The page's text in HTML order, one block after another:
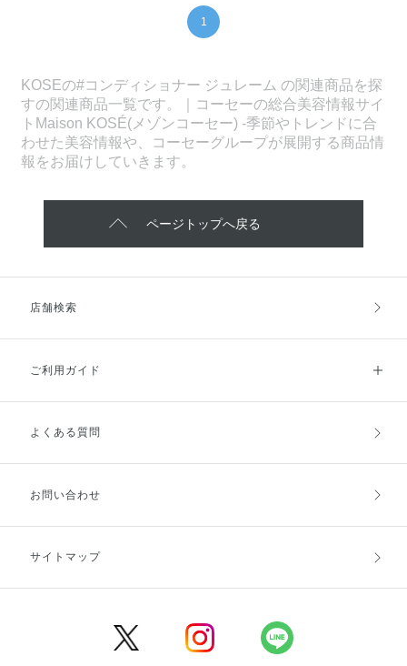
1
KOSEの#コンディショナー ジュレーム の関連商品を探
すの関連商品一覧です。｜コーセーの総合美容情報サイ
トMaison KOSÉ(メゾンコーセー) -季節やトレンドに合
わせた美容情報や、コーセーグループが展開する商品情
報をお届けしていきます。
ページトップへ戻る
店舗検索
ご利用ガイド
ご利用ガイドトップ
お支払方法
キャンセル・返品・交換
よくある質問
お問い合わせ
サイトマップ